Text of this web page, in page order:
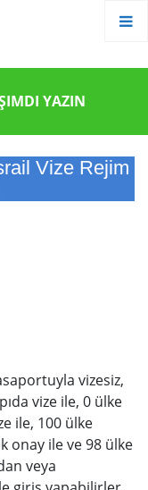
YAZIN
Vize Rejim
vizesiz,
vize ile, 0 ülke
ile, 100 ülke
onay ile ve 98 ülke
veya